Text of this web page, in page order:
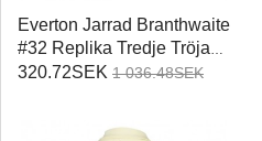
Everton Jarrad Branthwaite
#32 Replika Tredje Tröja
Damer 2025-26 Kortärmad
320.72SEK 1 036.48SEK